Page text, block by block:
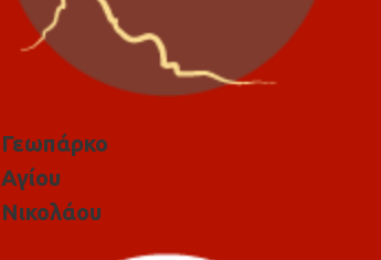
Γεωπάρκο
Αγίου
Νικολάου